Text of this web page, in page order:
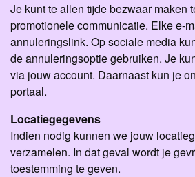
Je kunt te allen tijde bezwaar maken
promotionele communicatie. Elke e-
annuleringslink. Op sociale media
de annuleringsoptie gebruiken. Je
via jouw account. Daarnaast kun je
portaal.
Locatiegegevens
Indien nodig kunnen we jouw
verzamelen. In dat geval wordt je
toestemming te geven.